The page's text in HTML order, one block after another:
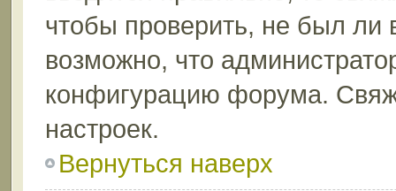
чтобы проверить, не был ли
возможно, что
конфигурацию форума.
настроек.
Вернуться наверх